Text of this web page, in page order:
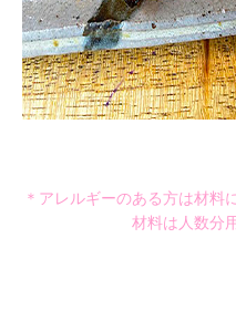
＊アレルギーのある方は材料
材料は人数分